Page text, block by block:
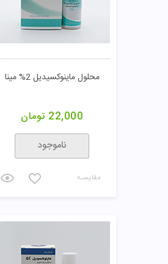
محلول ماینوکسیدیل 2% مینا
22,000 تومان
ناموجود
مقایسـه